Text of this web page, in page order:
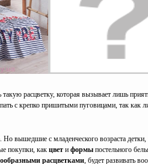
такую расцветку, которая вызывает лишь
с крепко пришитыми пуговицами, так как
Но вышедшие с младенческого возраста
покупки, как цвет и формы постельного
расцветками, будет развивать